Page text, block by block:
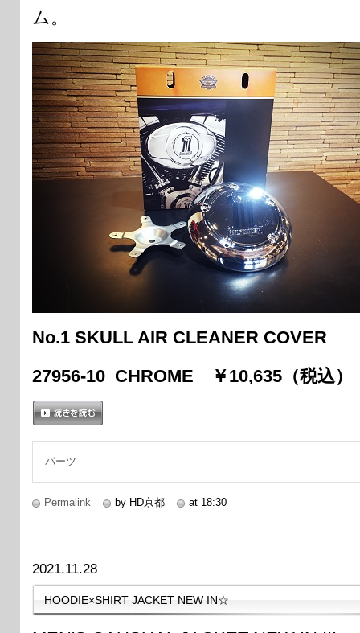
ム。
No.1 SKULL AIR CLEANER COVER
27956-10 CHROME ￥10,635（税込）
パーツ
Permalink by HD京都 at 18:30
2021.11.28
HOODIE×SHIRT JACKET NEW IN☆